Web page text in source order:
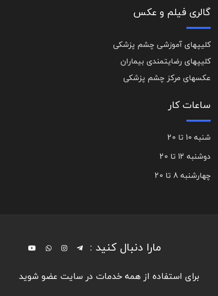
گالری فیلم و عکس
کلیپهای آموزشی چشم پزشکی
کلیپهای رضایتمندی بیماران
عکسهای مرکز چشم پزشکی
ساعات کار
شنبه 10 تا 20
دوشنبه 12 تا 20
چهارشنبه 8 تا 20
مارا دنبال کنید :
برای استفاده از همه خدمات در سایت عضو شوید